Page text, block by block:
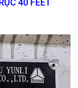
40 FEET